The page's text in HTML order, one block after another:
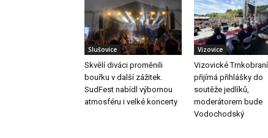
Slušovice
Skvělí diváci proměnili
bouřku v další zážitek.
SudFest nabídl výbornou
atmosféru i velké koncerty
Vizovice
Vizovické Trnkobraní
přijímá přihlášky do
soutěže jedlíků,
moderátorem bude
Vodochodský